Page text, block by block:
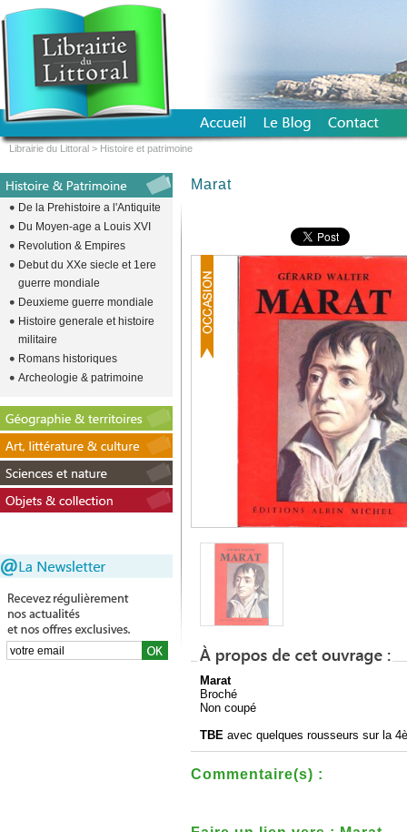
Marat
Marat
Broché
Non coupé
TBE avec quelques rousseurs sur la
Commentaire(s) :
De la Prehistoire a l'Antiquite
Du Moyen-age a Louis XVI
Revolution & Empires
Debut du XXe siecle et 1ere
guerre mondiale
Deuxieme guerre mondiale
Histoire generale et histoire
militaire
Romans historiques
Archeologie & patrimoine
Librairie du Littoral > Histoire et patrimoine